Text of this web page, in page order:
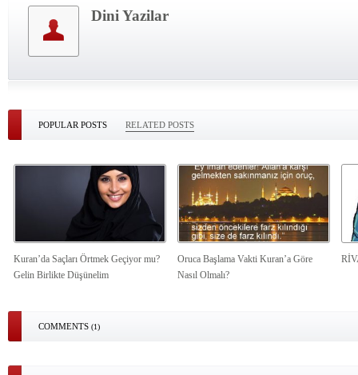
Dini Yazilar
POPULAR POSTS RELATED POSTS
Kuran’da Saçları Örtmek Geçiyor mu?
Gelin Birlikte Düşünelim
Oruca Başlama Vakti Kuran’a Göre
Nasıl Olmalı?
COMMENTS (1)